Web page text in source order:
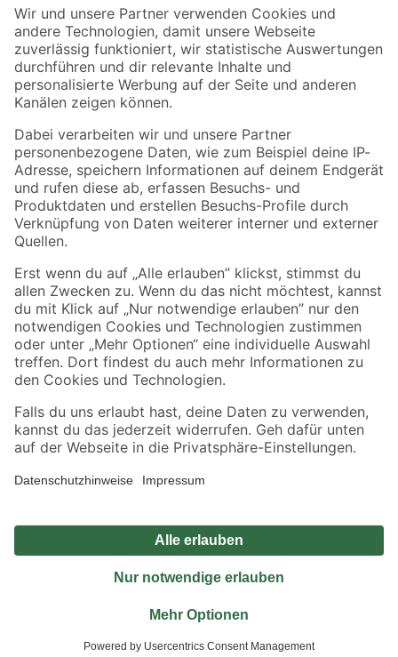
Der toom Newsletter: Keine Angebote und Aktionen mehr verpassen!
Zur Newsletter Anmeldung
Folge uns
Zahlungsarten Versandarten
Sicher einkaufen
Jetzt die toom-App herunterladen
Alle Preisangaben in EUR inkl. gesetzl. MwSt.. Die dargestellten Angebote sind unter
Umständen nicht in allen Märkten verfügbar. Die angegebenen Verfügbarkeiten beziehen
Produkte nur solange der Vorrat reicht.
*Paketversand ab 59 € versandkostenfrei, gilt nicht für Artikel mit Speditionsversand, hier
Privatsphäre Impressum
Nutzungsbedingungen
Widerrufsrecht
Vertrag widerrufen
© 2026 toom Baumarkt GmbH